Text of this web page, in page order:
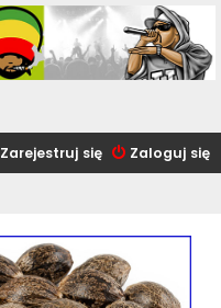
Zaloguj się
Zarejestruj się